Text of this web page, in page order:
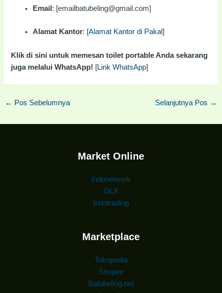
Email : [emailbatubeling@gmail.com]
Alamat Kantor: [Alamat Kantor di Pakal]
Klik di sini untuk memesan toilet portable Anda sekarang
juga melalui WhatsApp! [Link WhatsApp]
← Pos Sebelumnya Selanjutnya Pos →
Market Online
Indonetwork
OLX
Indotrading
Marketplace
Tokopedia
Shopee
Batubeling.net